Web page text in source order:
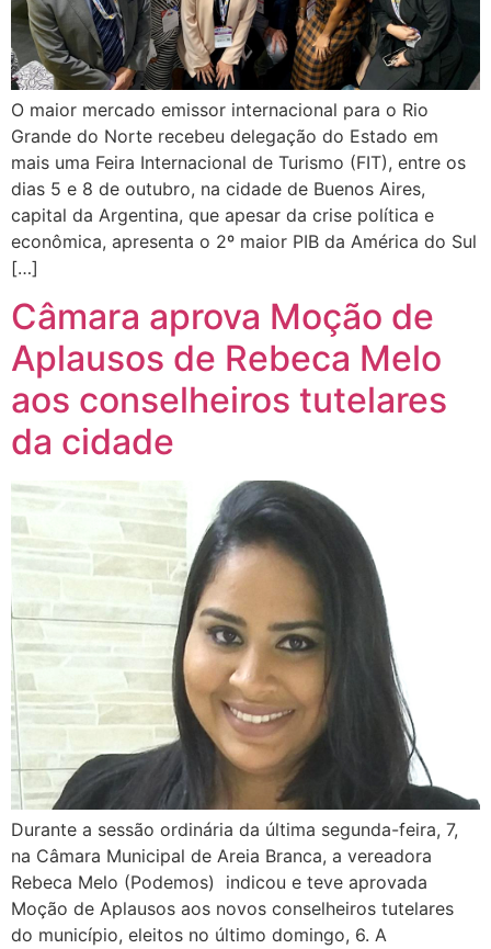
O maior mercado emissor internacional para o Rio
Grande do Norte recebeu delegação do Estado em
mais uma Feira Internacional de Turismo (FIT), entre os
dias 5 e 8 de outubro, na cidade de Buenos Aires,
capital da Argentina, que apesar da crise política e
econômica, apresenta o 2º maior PIB da América do Sul
[…]
Câmara aprova Moção de
Aplausos de Rebeca Melo
aos conselheiros tutelares
da cidade
Durante a sessão ordinária da última segunda-feira, 7,
na Câmara Municipal de Areia Branca, a vereadora
Rebeca Melo (Podemos) indicou e teve aprovada
Moção de Aplausos aos novos conselheiros tutelares
do município, eleitos no último domingo, 6. A